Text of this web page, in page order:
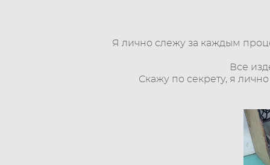
Я лично слежу за каждым
Все
Скажу по секрету, я